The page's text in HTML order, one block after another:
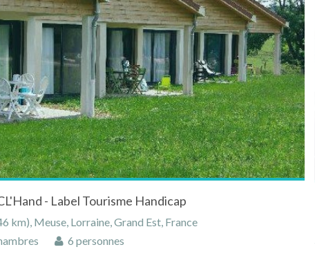
- Label Tourisme Handicap
km), Meuse, Lorraine, Grand Est, France
6 personnes